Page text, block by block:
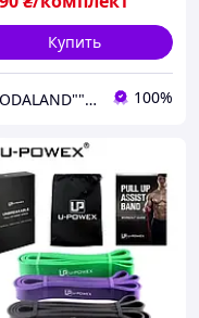
Купить
""DODALAND"" - Интернет-магазин / Мебель, фитнес товары, контакты, цены 100%